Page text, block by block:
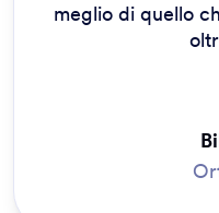
meglio di quello